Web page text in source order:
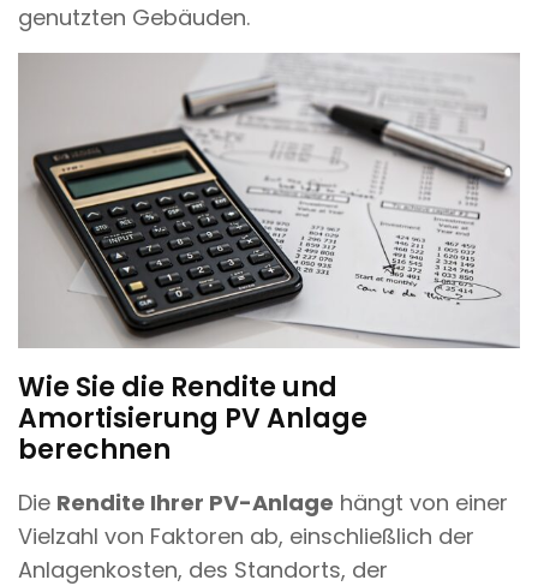
genutzten Gebäuden.
Wie Sie die Rendite und
Amortisierung PV Anlage
berechnen
Die Rendite Ihrer PV-Anlage hängt von einer
Vielzahl von Faktoren ab, einschließlich der
Anlagenkosten, des Standorts, der